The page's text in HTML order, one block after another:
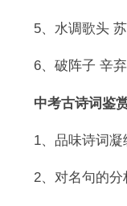
5、水调歌头
6、破阵子 辛
中考古诗词鉴
1、品味诗词凝
2、对名句的分